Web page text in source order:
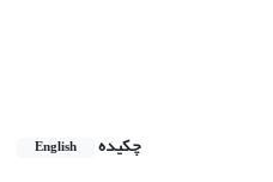
چکیده
English